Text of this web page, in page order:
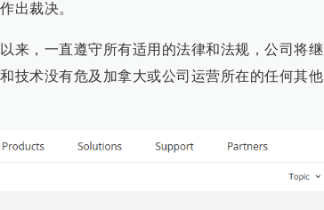
出裁决。
来，一直遵守所有适用的法律和法规，公司将继
技术没有危及加拿大或公司运营所在的任何其他